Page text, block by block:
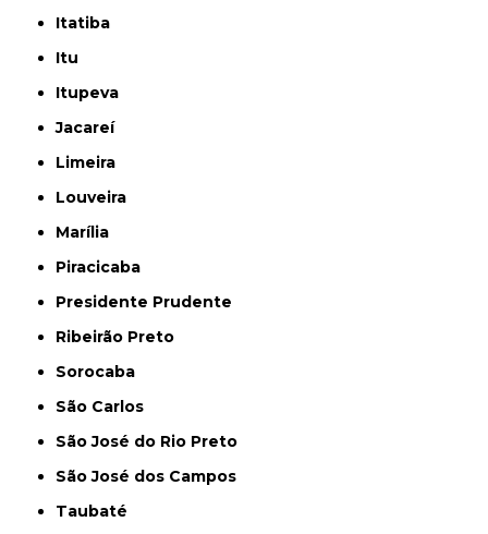
Itatiba
Itu
Itupeva
Jacareí
Limeira
Louveira
Marília
Piracicaba
Presidente Prudente
Ribeirão Preto
Sorocaba
São Carlos
São José do Rio Preto
São José dos Campos
Taubaté